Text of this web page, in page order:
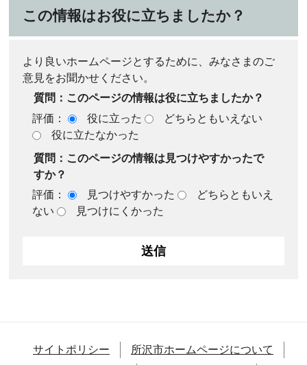
この情報はお役に立ちましたか？
より良いホームページとするために、みなさまのご
意見をお聞かせください。
質問：このページの情報は役に立ちましたか？
評価：
役に立った
どちらともいえない
役に立たなかった
質問：このページの情報は見つけやすかったで
すか？
評価：
見つけやすかった
どちらともいえ
ない
見つけにくかった
サイトポリシー
所沢市ホームページについて